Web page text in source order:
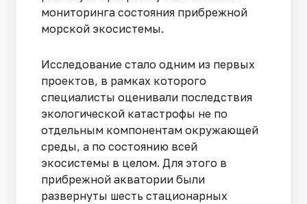
мониторинга состояния прибрежной
морской экосистемы.
Исследование стало одним из первых
проектов, в рамках которого
специалисты оценивали последствия
экологической катастрофы не по
отдельным компонентам окружающей
среды, а по состоянию всей
экосистемы в целом. Для этого в
прибрежной акватории были
развернуты шесть стационарных